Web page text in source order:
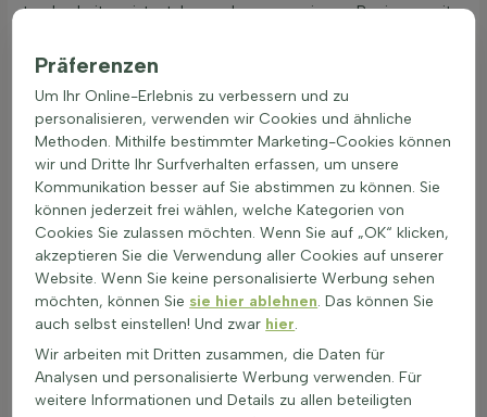
trockenheitsresistent, besonders wenn sie aus Regionen mit
oder Behaarung auf den Blättern kann helfen, Wasser zu
Wasser aus tieferen Bodenschichten zu ziehen. Halbschatten-
Blattpflanzen sind in der Regel ungiftig und sicher für Gärten
mit Kindern und Haustieren. Sie tragen zur Biodiversität bei,
indem sie Lebensraum und Nahrung für Insekten bieten. Ihre
Blätter und Blüten können Nistplätze für Vögel und andere
Tiere schaffen, was das ökologische Gleichgewicht im Garten
unterstützt.
Anwendung in gemischten Lichtverhältnissen
Halbschatten-Blattpflanzen sind ideal für Gärten mit
wechselnden Lichtverhältnissen. Diese Pflanzen, auch bekannt
als lichtschattenverträgliche Blattpflanzen oder teilsonnige
Laubpflanzen, bringen Leben in schattige Bereiche. Sie sind
pflegeleicht und eignen sich hervorragend für halbschattige
Präferenzen
Um Ihr Online-Erlebnis zu verbessern und zu
personalisieren, verwenden wir Cookies und ähnliche
Methoden. Mithilfe bestimmter Marketing-Cookies können
wir und Dritte Ihr Surfverhalten erfassen, um unsere
Kommunikation besser auf Sie abstimmen zu können. Sie
können jederzeit frei wählen, welche Kategorien von
Cookies Sie zulassen möchten. Wenn Sie auf „OK“ klicken,
akzeptieren Sie die Verwendung aller Cookies auf unserer
Website. Wenn Sie keine personalisierte Werbung sehen
möchten, können Sie sie hier ablehnen. Das können Sie
auch selbst einstellen! Und zwar hier.
Wir arbeiten mit Dritten zusammen, die Daten für
Analysen und personalisierte Werbung verwenden. Für
weitere Informationen und Details zu allen beteiligten